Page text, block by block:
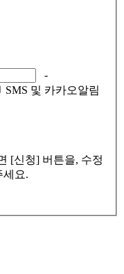
-
SMS 및 카카오알림
[신청] 버튼을, 수정
세요.